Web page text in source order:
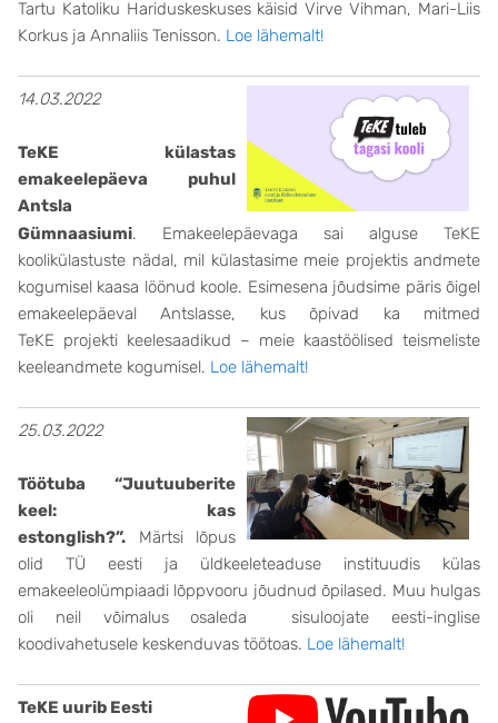
Tartu Katoliku Hariduskeskuses käisid Virve Vihman, Mari-Liis
Korkus ja Annaliis Tenisson. Loe lähemalt!
14.03.2022
TeKE külastas
emakeelepäeva puhul
Antsla
Gümnaasiumi. Emakeelepäevaga sai alguse TeKE
koolikülastuste nädal, mil külastasime meie projektis andmete
kogumisel kaasa löönud koole. Esimesena jõudsime päris õigel
emakeelepäeval Antslasse, kus õpivad ka mitmed
TeKE projekti keelesaadikud – meie kaastöölised teismeliste
keeleandmete kogumisel. Loe lähemalt!
25.03.2022
Töötuba “Juutuuberite
keel: kas
estonglish?”. Märtsi lõpus
olid TÜ eesti ja üldkeeleteaduse instituudis külas
emakeeleolümpiaadi lõppvooru jõudnud õpilased. Muu hulgas
oli neil võimalus osaleda sisuloojate eesti-inglise
koodivahetusele keskenduvas töötoas. Loe lähemalt!
TeKE uurib Eesti